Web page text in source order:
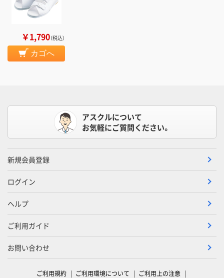
￥1,790（税込）
カゴへ
アスクルについて
お気軽にご質問ください。
新規会員登録
ログイン
ヘルプ
ご利用ガイド
お問い合わせ
ご利用規約 ご利用環境について ご利用上の注意